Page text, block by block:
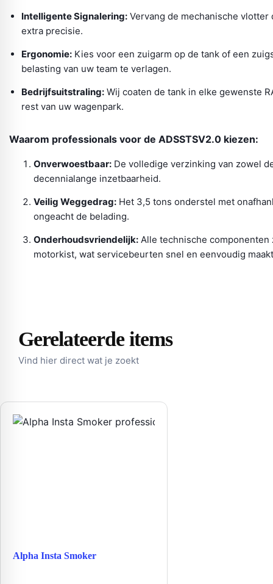
Intelligente Signalering: Vervang de mechanische
extra precisie.
Ergonomie: Kies voor een zuigarm op de tank of een
belasting van uw team te verlagen.
Bedrijfsuitstraling: Wij coaten de tank in elke gewenste
rest van uw wagenpark.
Waarom professionals voor de ADSSTSV2.0 kiezen:
Onverwoestbaar: De volledige verzinking van zowel
decennialange inzetbaarheid.
Veilig Weggedrag: Het 3,5 tons onderstel met
ongeacht de belading.
Onderhoudsvriendelijk: Alle technische
motorkist, wat servicebeurten snel en eenvoudig
Gerelateerde items
Vind hier direct wat je zoekt
Alpha Insta Smoker